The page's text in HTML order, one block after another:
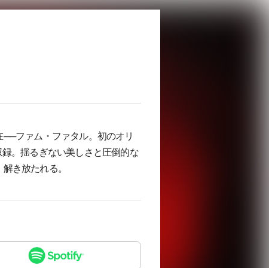
ファム・ファタル。初のオリ
。揺るぎない美しさと圧倒的な
き放たれる。